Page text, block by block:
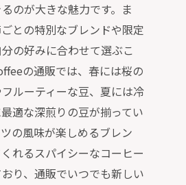
のが大きな魅力です。ま
との特別なブレンドや限定
の好みに合わせて選ぶこ
の通販では、春には桜の
ルーティーな豆、夏には冷
適な深煎りの豆が揃ってい
の風味が楽しめるブレン
れるスパイシーなコーヒー
り、通販でいつでも新しい